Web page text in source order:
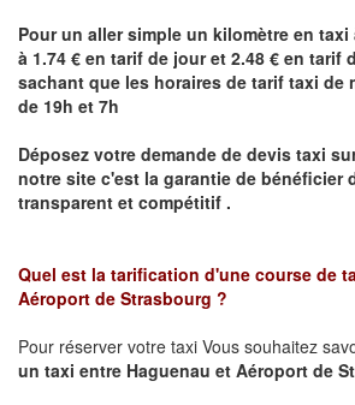
Pour un aller simple un kilomètre en taxi
à 1.74 € en tarif de jour et 2.48 € en tarif
sachant que les horaires de tarif taxi de
de 19h et 7h
Déposez votre demande de devis taxi
notre site c'est la garantie de bénéficier
transparent et compétitif .
Quel est la tarification d'une course de
Aéroport de Strasbourg ?
Pour réserver votre taxi Vous souhaitez
un taxi entre Haguenau et Aéroport de